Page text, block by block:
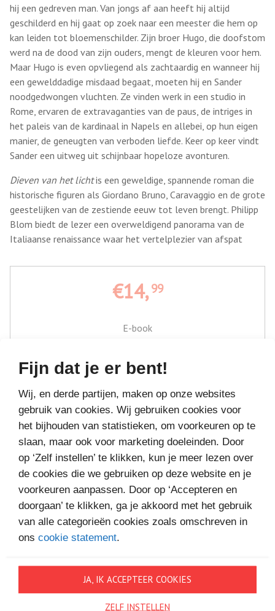
Fijn dat je er bent!
Wij, en derde partijen, maken op onze websites
gebruik van cookies. Wij gebruiken cookies voor
het bijhouden van statistieken, om voorkeuren op te
slaan, maar ook voor marketing doeleinden. Door
op ‘Zelf instellen’ te klikken, kun je meer lezen over
de cookies die we gebruiken op deze website en je
voorkeuren aanpassen. Door op ‘Accepteren en
doorgaan’ te klikken, ga je akkoord met het gebruik
van alle categorieën cookies zoals omschreven in
ons cookie statement.
JA, IK ACCEPTEER COOKIES
ZELF INSTELLEN
hij een gedreven man. Van jongs af aan heeft hij altijd
geschilderd en hij gaat op zoek naar een meester die hem op
kan leiden tot bloemenschilder. Zijn broer Hugo, die doofstom
werd na de dood van zijn ouders, mengt de kleuren voor hem.
Maar Hugo is even opvliegend als zachtaardig en wanneer hij
een gewelddadige misdaad begaat, moeten hij en Sander
noodgedwongen vluchten. Ze vinden werk in een studio in
Rome, ervaren de extravaganties van de paus, de intriges in
het paleis van de kardinaal in Napels en allebei, op hun eigen
manier, de geneugten van verboden liefde. Keer op keer vindt
Sander een uitweg uit schijnbaar hopeloze avonturen.
Dieven van het lichtis een geweldige, spannende roman die
historische figuren als Giordano Bruno, Caravaggio en de grote
geestelijken van de zestiende eeuw tot leven brengt. Philipp
Blom biedt de lezer een overweldigend panorama van de
Italiaanse renaissance waar het vertelplezier van afspat
€14,99
E-book
Bestel bij
MEER BOEKEN VAN
VAKANTIELEZEN